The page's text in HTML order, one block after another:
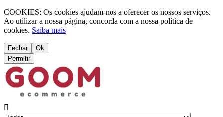
COOKIES: Os cookies ajudam-nos a oferecer os nossos serviços.
Ao utilizar a nossa página, concorda com a nossa política de
cookies. Saiba mais
Fechar
Ok
Permitir
